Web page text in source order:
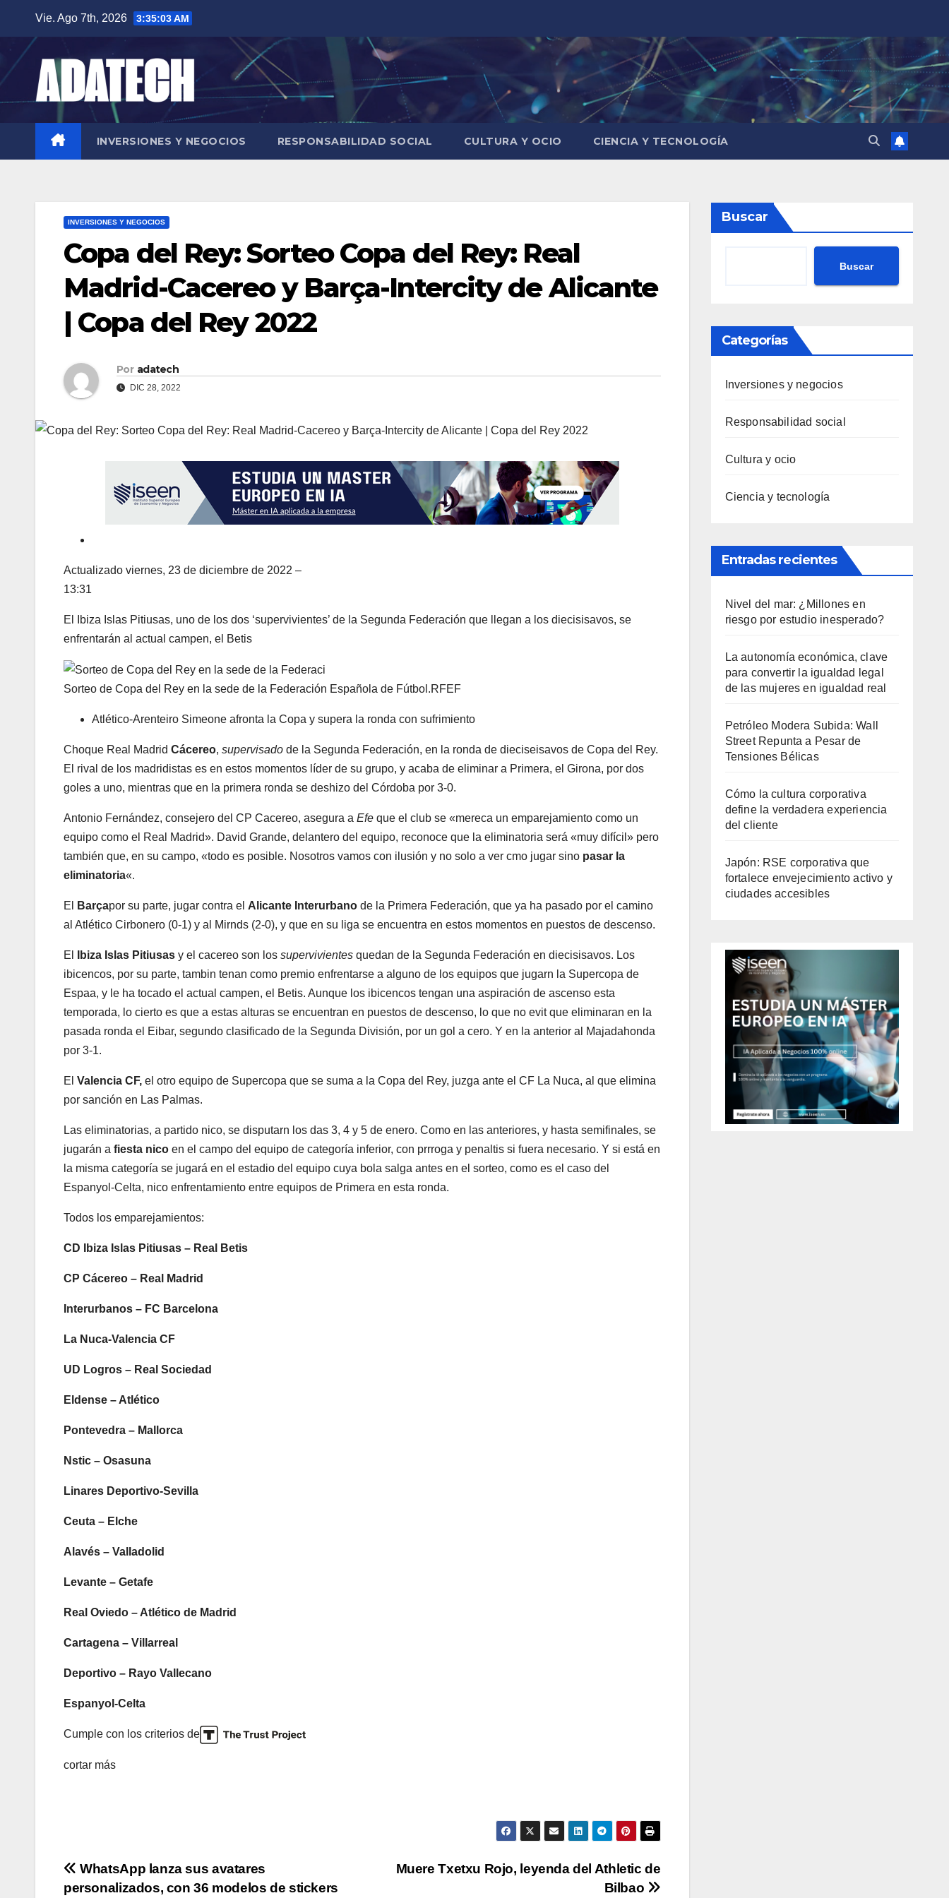
contenido
Vie. Ago 7th, 2026 3:35:04 AM
INVERSIONES Y NEGOCIOS RESPONSABILIDAD SOCIAL CULTURA Y OCIO CIENCIA Y TECNOLOGÍA
INVERSIONES Y NEGOCIOS
Copa del Rey: Sorteo Copa del Rey: Real
Madrid-Cacereo y Barça-Intercity de Alicante
| Copa del Rey 2022
Por adatech
DIC 28, 2022
Actualizado viernes, 23 de diciembre de 2022 –
13:31
El Ibiza Islas Pitiusas, uno de los dos ‘supervivientes’ de la Segunda Federación que llegan a los diecisisavos, se
enfrentarán al actual campen, el Betis
Sorteo de Copa del Rey en la sede de la Federación Española de Fútbol.RFEF
Atlético-Arenteiro Simeone afronta la Copa y supera la ronda con sufrimiento
Choque Real Madrid Cácereo, supervisado de la Segunda Federación, en la ronda de dieciseisavos de Copa del Rey.
El rival de los madridistas es en estos momentos líder de su grupo, y acaba de eliminar a Primera, el Girona, por dos
goles a uno, mientras que en la primera ronda se deshizo del Córdoba por 3-0.
Antonio Fernández, consejero del CP Cacereo, asegura a Efe que el club se «mereca un emparejamiento como un
equipo como el Real Madrid». David Grande, delantero del equipo, reconoce que la eliminatoria será «muy difícil» pero
también que, en su campo, «todo es posible. Nosotros vamos con ilusión y no solo a ver cmo jugar sino pasar la
eliminatoria«.
El Barçapor su parte, jugar contra el Alicante Interurbano de la Primera Federación, que ya ha pasado por el camino
al Atlético Cirbonero (0-1) y al Mirnds (2-0), y que en su liga se encuentra en estos momentos en puestos de descenso.
El Ibiza Islas Pitiusas y el cacereo son los supervivientes quedan de la Segunda Federación en diecisisavos. Los
ibicencos, por su parte, tambin tenan como premio enfrentarse a alguno de los equipos que jugarn la Supercopa de
Espaa, y le ha tocado el actual campen, el Betis. Aunque los ibicencos tengan una aspiración de ascenso esta
temporada, lo cierto es que a estas alturas se encuentran en puestos de descenso, lo que no evit que eliminaran en la
pasada ronda el Eibar, segundo clasificado de la Segunda División, por un gol a cero. Y en la anterior al Majadahonda
por 3-1.
El Valencia CF, el otro equipo de Supercopa que se suma a la Copa del Rey, juzga ante el CF La Nuca, al que elimina
por sanción en Las Palmas.
Las eliminatorias, a partido nico, se disputarn los das 3, 4 y 5 de enero. Como en las anteriores, y hasta semifinales, se
jugarán a fiesta nico en el campo del equipo de categoría inferior, con prrroga y penaltis si fuera necesario. Y si está en
la misma categoría se jugará en el estadio del equipo cuya bola salga antes en el sorteo, como es el caso del
Espanyol-Celta, nico enfrentamiento entre equipos de Primera en esta ronda.
Todos los emparejamientos:
CD Ibiza Islas Pitiusas – Real Betis
CP Cácereo – Real Madrid
Interurbanos – FC Barcelona
La Nuca-Valencia CF
UD Logros – Real Sociedad
Eldense – Atlético
Pontevedra – Mallorca
Nstic – Osasuna
Linares Deportivo-Sevilla
Ceuta – Elche
Alavés – Valladolid
Levante – Getafe
Real Oviedo – Atlético de Madrid
Cartagena – Villarreal
Deportivo – Rayo Vallecano
Espanyol-Celta
Cumple con los criterios de
cortar más
Navegación
Muere Txetxu Rojo, leyenda del Athletic de
Bilbao
WhatsApp lanza sus avatares
personalizados, con 36 modelos de stickers
Buscar
Buscar
Categorías
Inversiones y negocios
Responsabilidad social
Cultura y ocio
Ciencia y tecnología
Entradas recientes
Nivel del mar: ¿Millones en
riesgo por estudio inesperado?
La autonomía económica, clave
para convertir la igualdad legal
de las mujeres en igualdad real
Petróleo Modera Subida: Wall
Street Repunta a Pesar de
Tensiones Bélicas
Cómo la cultura corporativa
define la verdadera experiencia
del cliente
Japón: RSE corporativa que
fortalece envejecimiento activo y
ciudades accesibles